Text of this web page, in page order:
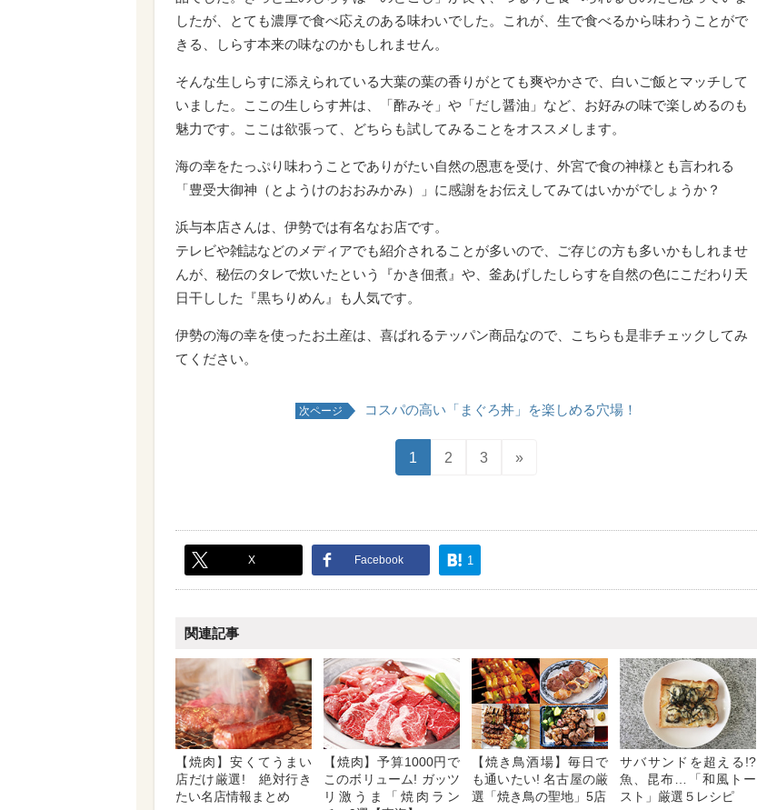
したが、とても濃厚で食べ応えのある味わいでした。これが、生で食べるから味わうことがで
きる、しらす本来の味なのかもしれません。
そんな生しらすに添えられている大葉の葉の香りがとても爽やかさで、白いご飯とマッチして
いました。ここの生しらす丼は、「酢みそ」や「だし醤油」など、お好みの味で楽しめるのも
魅力です。ここは欲張って、どちらも試してみることをオススメします。
海の幸をたっぷり味わうことでありがたい自然の恩恵を受け、外宮で食の神様とも言われる
「豊受大御神（とようけのおおみかみ）」に感謝をお伝えしてみてはいかがでしょうか？
浜与本店さんは、伊勢では有名なお店です。
テレビや雑誌などのメディアでも紹介されることが多いので、ご存じの方も多いかもしれませ
んが、秘伝のタレで炊いたという『かき佃煮』や、釜あげしたしらすを自然の色にこだわり天
日干しした『黒ちりめん』も人気です。
伊勢の海の幸を使ったお土産は、喜ばれるテッパン商品なので、こちらも是非チェックしてみ
てください。
次ページ コスパの高い「まぐろ丼」を楽しめる穴場！
1 2 3 »
X Facebook 1
関連記事
【焼肉】安くてうまい
店だけ厳選! 絶対行き
たい名店情報まとめ
【焼肉】予算1000円で
このボリューム! ガッツ
リ激うま「焼肉ラン
【焼き鳥酒場】毎日で
も通いたい! 名古屋の厳
選「焼き鳥の聖地」5店
サバサンドを超える!?
魚、昆布…「和風トー
スト」厳選５レシピ